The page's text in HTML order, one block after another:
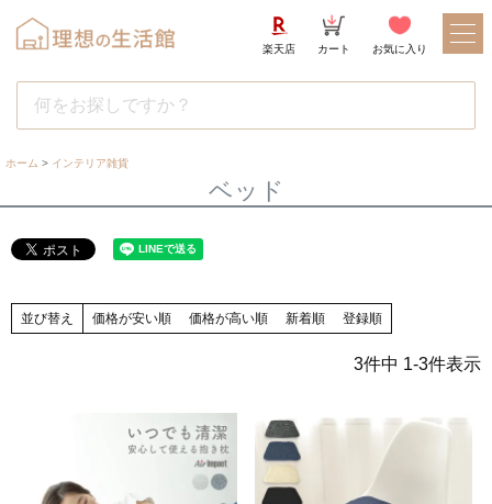
楽天店 カート お気に入り
ホーム インテリア雑貨
ベッド
並び替え 価格が安い順 価格が高い順 新着順 登録順
3件中 1-3件表示